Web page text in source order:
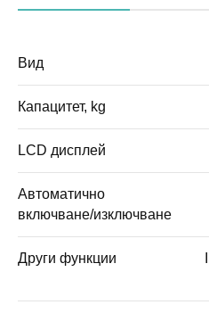
Вид
Капацитет, kg
LCD дисплей
Автоматично
включване/изключване
Други функции